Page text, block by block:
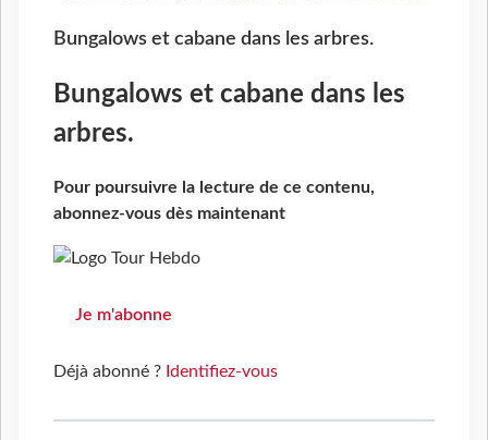
Bungalows et cabane dans les arbres.
Bungalows et cabane dans les
arbres.
Pour poursuivre la lecture de ce contenu,
abonnez-vous dès maintenant
Je m'abonne
Déjà abonné ? Identifiez-vous